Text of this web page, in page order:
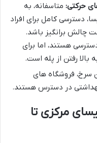
حرکتی: متاسفانه، به
دسترسی کامل برای افراد
چالش برانگیز باشد.
هستند، اما برای
بالا رفتن از پله است.
سرخ، فروشگاه های
در دسترس هستند.
مرکزی تا